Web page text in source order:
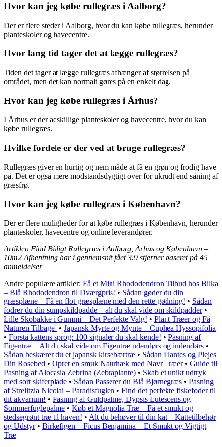
Hvor kan jeg købe rullegræs i Aalborg?
Der er flere steder i Aalborg, hvor du kan købe rullegræs, herunder
planteskoler og havecentre.
Hvor lang tid tager det at lægge rullegræs?
Tiden det tager at lægge rullegræs afhænger af størrelsen på
området, men det kan normalt gøres på en enkelt dag.
Hvor kan jeg købe rullegræs i Århus?
I Århus er der adskillige planteskoler og havecentre, hvor du kan
købe rullegræs.
Hvilke fordele er der ved at bruge rullegræs?
Rullegræs giver en hurtig og nem måde at få en grøn og frodig have
på. Det er også mere modstandsdygtigt over for ukrudt end såning af
græsfrø.
Hvor kan jeg købe rullegræs i København?
Der er flere muligheder for at købe rullegræs i København, herunder
planteskoler, havecentre og online leverandører.
Artiklen Find Billigt Rullegræs i Aalborg, Århus og København –
10m2 Afhentning har i gennemsnit fået3.9 stjerner baseret på 45
anmeldelser
Andre populære artikler: Få et Mini Rhododendron Tilbud hos Bilka
– Blå Rhododendron til Dværgpris! • Sådan gøder du din
græsplæne – Få en flot græsplæne med den rette gødning! • Sådan
fodrer du din sumpskildpadde – alt du skal vide om skildpadder•
Lille Skobakke i Gummi – Det Perfekte Valg! • Plant Træer og Få
Naturen Tilbage! • Japansk Myrte og Mynte – Cuphea Hyssopifolia
• Forstå kattens sprog: 100 signaler du skal kende! • Pasning af
Figentræ – Alt du skal vide om Figentræ udendørs og indendørs •
Sådan beskærer du et japansk kirsebærtræ • Sådan Plantes og Plejes
Din Rosebed • Opret en smuk Naurhæk med Navr Træer• Guide til
Pasning af Alocasia Zebrina (Zebraplante) • Skab et unikt udtryk
med sort skiferplade • Sådan Passerer du Blå Bjørnegræs • Pasning
af Strelitzia Nicolai – Paradisfuglen • Find det perfekte fiskefoder til
dit akvarium! • Pasning af Guldpalme, Dypsis Lutescens og
Sommerfuglepalme • Køb et Magnolia Træ – Få et smukt og
stedsegrønt træ til haven! • Alt du behøver til din kat – Kattetilbehør
og Udstyr• Birkefigen – Ficus Benjamina – Et Smukt og Vigtigt
Træ